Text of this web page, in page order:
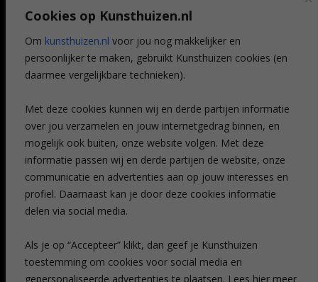
Cookies op Kunsthuizen.nl
Om kunsthuizen.nl voor jou nog makkelijker en
persoonlijker te maken, gebruikt Kunsthuizen cookies (en
daarmee vergelijkbare technieken).
Met deze cookies kunnen wij en derde partijen informatie
over jou verzamelen en jouw internetgedrag binnen, en
mogelijk ook buiten, onze website volgen. Met deze
informatie passen wij en derde partijen de website, onze
communicatie en advertenties aan op jouw interesses en
profiel. Daarnaast kan je door deze cookies informatie
delen via social media.
Als je op “Accepteer” klikt, dan geef je Kunsthuizen
toestemming om cookies voor social media en
gepersonaliseerde advertenties te plaatsen. Lees hier meer
Voordelen
Veelgestelde vragen
CONTACT
Leiden
Amsterdam
Breda
Favorieten
Mijn art alert
NIEUWSBRIEF